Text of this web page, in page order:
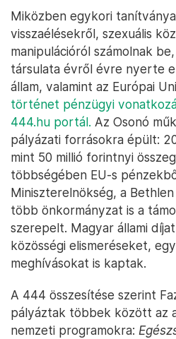
Miközben egykori
visszaélésekről, szexuális
manipulációról számolnak
társulata évről évre nyerte
állam, valamint az Európai
történet pénzügyi
444.hu portál. Az Osonó
pályázati forrásokra épült:
mint 50 millió forintnyi
többségében EU-s
Miniszterelnökség, a
több önkormányzat is a
szerepelt. Magyar állami
közösségi elismeréseket,
meghívásokat is kaptak.
A 444 összesítése szerint
pályáztak többek között az
nemzeti programokra: